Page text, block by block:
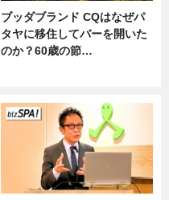
ブッダブランド CQはなぜパ
タヤに移住してバーを開いた
のか？60歳の節…